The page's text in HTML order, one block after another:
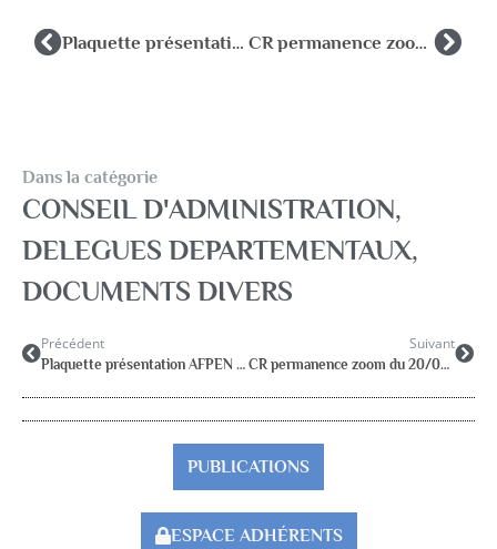
Plaquette présentation AFPEN (fille) CR permanence zoom du 20/03/24
Dans la catégorie
CONSEIL D'ADMINISTRATION,
DELEGUES DEPARTEMENTAUX,
DOCUMENTS DIVERS
Précédent
Plaquette présentation AFPEN (fille)
Suivant
CR permanence zoom du 20/03/24
PUBLICATIONS
ESPACE ADHÉRENTS